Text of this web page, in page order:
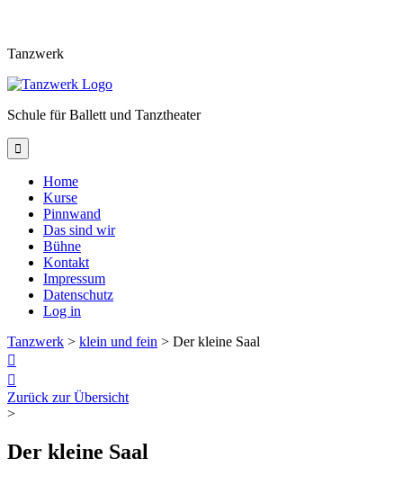
to
Tanzwerk
Schule für Ballett und Tanztheater

Home
Kurse
Pinnwand
Das sind wir
Bühne
Kontakt
Impressum
Datenschutz
Log in
Tanzwerk > klein und fein > Der kleine Saal


Zurück zur Übersicht
>
Der kleine Saal